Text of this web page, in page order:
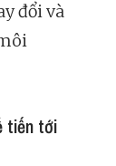
đổi và
tiến tới